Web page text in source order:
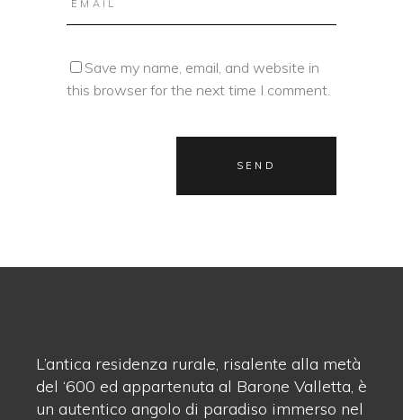
Save my name, email, and website in
this browser for the next time I comment.
L’antica residenza rurale, risalente alla metà
del ‘600 ed appartenuta al Barone Valletta, è
un autentico angolo di paradiso immerso nel